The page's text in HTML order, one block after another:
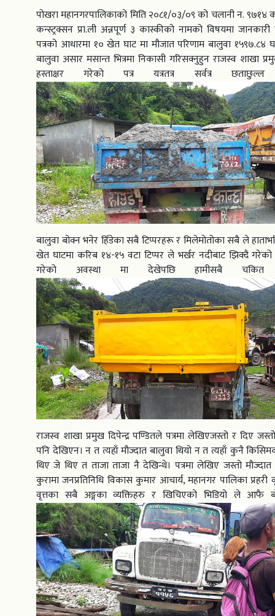
पोखरा महानगरपालिकाको मिति २०८१/०३/०९ को चलानी न. ९७१४
कन्स्ट्रक्सन प्रा.ली अन्नपूर्ण ३ कास्कीको नामको विषयमा
पत्रको आधारमा १० खेत घाट मा मौजात परिणाम बालुवा १५९७.८४
बालुवा असार मसान्त भित्रमा निकासी गरिसक्नुहुन राजस्व शाखा
हस्ताक्षर गरेको पत्र यत्रतत्र सर्वत्र
बालुवा बोक्न भनेर हिँडेका सबै टिप्परहरू र मिलेमोतोका सबै ले
खेत घाटमा करिब १४-१५ वटा टिप्पर ले भर्खर नदीबाट झिक्दै गरेको
गरेको अवस्था मा देखेपछि हामीसबै चकित
राजस्व शाखा प्रमुख दिपेन्द्र पण्डितले पत्रमा लेखिएजस्तो र दिए
पनि देखिएन। न त त्यहाँ मौज्दात बालुवा थियो न त त्यहाँ कुनै
थिए जे थिए त ताजा ताजा नै देखिन्थे। पत्रमा लेखिए जस्तो
कुरामा जनप्रतिनिधि विकास कुमार आचार्य, महानगर पालिका प्रहरी
वृत्तका सबै अङ्गका व्यक्तिहरु र खिचिएको भिडियो ले आफै